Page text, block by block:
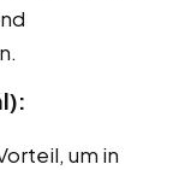
um in